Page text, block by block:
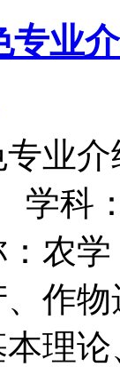
业
业
科
农学
作
理